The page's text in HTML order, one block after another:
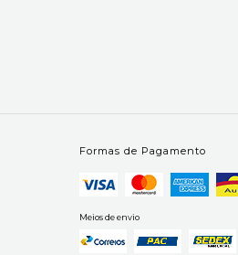
Formas de Pagamento
Meios de envio